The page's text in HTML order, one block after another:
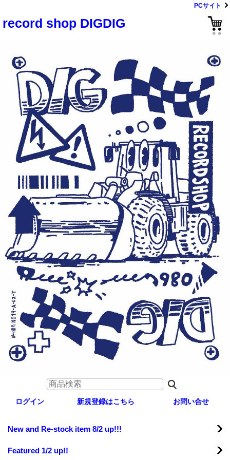
PCサイト
record shop DIGDIG
ログイン 新規登録はこちら お問い合せ
New and Re-stock item 8/2 up!!!
Featured 1/2 up!!